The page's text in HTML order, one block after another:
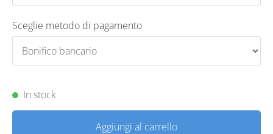
Sceglie metodo di pagamento
In stock
Aggiungi al carrello